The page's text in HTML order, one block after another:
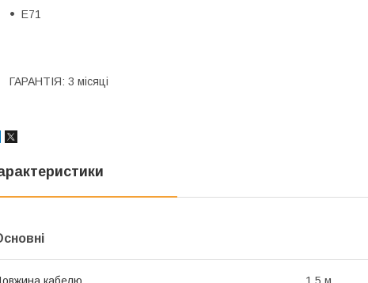
E71
ГАРАНТІЯ: 3 місяці
кабелю 1.5 м